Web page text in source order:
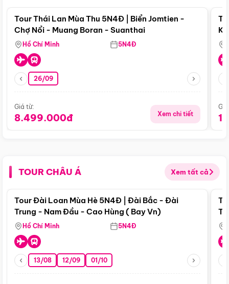
Tour Thái Lan Mùa Thu 5N4Đ | Biển Jomtien -
Chợ Nổi - Muang Boran - Suanthai
Hồ Chí Minh 5N4Đ
26/09
Giá từ:
8.499.000đ Xem chi tiết
TOUR CHÂU Á Xem tất cả
Điểm nổi bật
Tour Đài Loan Mùa Hè 5N4Đ | Đài Bắc - Đài
Trung - Nam Đầu - Cao Hùng ( Bay Vn)
Hồ Chí Minh 5N4Đ
13/08 12/09 01/10